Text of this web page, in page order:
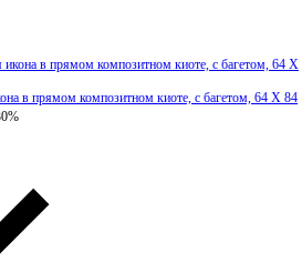
в прямом композитном киоте, с багетом, 64 Х 84